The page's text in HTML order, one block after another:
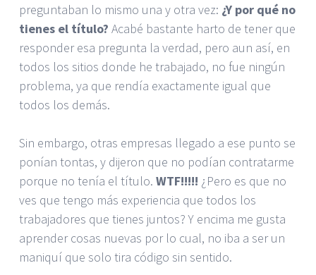
preguntaban lo mismo una y otra vez: ¿Y por qué no
tienes el título? Acabé bastante harto de tener que
responder esa pregunta la verdad, pero aun así, en
todos los sitios donde he trabajado, no fue ningún
problema, ya que rendía exactamente igual que
todos los demás.
Sin embargo, otras empresas llegado a ese punto se
ponían tontas, y dijeron que no podían contratarme
porque no tenía el título. WTF!!!!! ¿Pero es que no
ves que tengo más experiencia que todos los
trabajadores que tienes juntos? Y encima me gusta
aprender cosas nuevas por lo cual, no iba a ser un
maniquí que solo tira código sin sentido.